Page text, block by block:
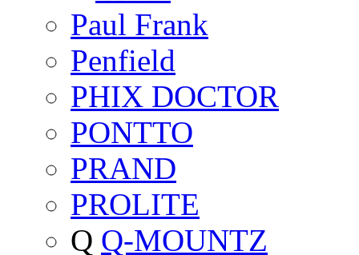
Paul Frank
Penfield
PHIX DOCTOR
PONTTO
PRAND
PROLITE
Q Q-MOUNTZ